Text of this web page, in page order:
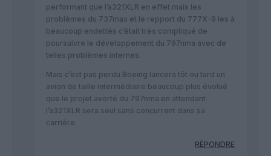
performant que l’a321XLR en effet mais les
problèmes du 737max et le repport du 777X-9 les à
beaucoup endettés c’était très compliqué de
poursuivre le développement du 797nma avec de
telles problèmes internes.
Mais c’est pas perdu Boeing lancera tôt ou tard un
avion de taille intermédiaire beaucoup plus évolué
que le projet avorté du 797nma en attendant
l’a321XLR sera seul sans concurrent dans sa
carrière.
RÉPONDRE